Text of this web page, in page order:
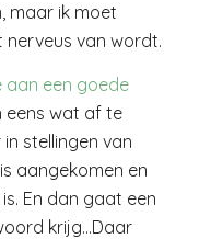
maar ik moet
nerveus van wordt.
aan een goede
eens wat af te
stellingen van
aangekomen en
En dan gaat een
krijg…Daar